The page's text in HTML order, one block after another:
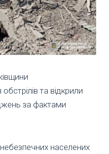
та відкрили
за фактами
населених